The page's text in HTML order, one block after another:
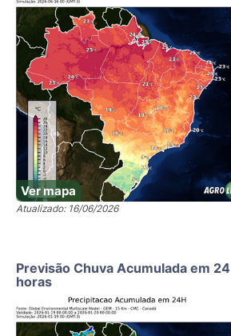
Ver mapa
Atualizado: 16/06/2026
Previsão Chuva Acumulada em 24
horas